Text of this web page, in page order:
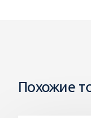
Похожие